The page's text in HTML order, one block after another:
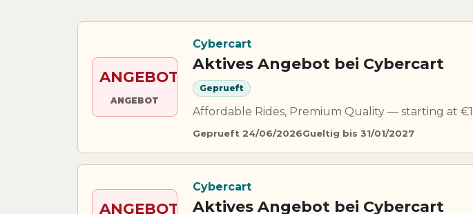
ANGEBOT
ANGEBOT
Cybercart
Aktives Angebot bei Cybercart
Geprueft
Affordable Rides, Premium Quality — starting at
Geprueft 24/06/2026Gueltig bis 31/01/2027
ANGEBOT
Cybercart
Aktives Angebot bei Cybercart